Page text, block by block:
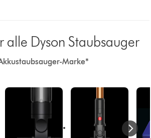
alle Dyson Staubsauger
Marke*